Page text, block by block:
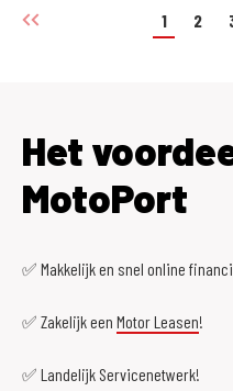
1 2
Het
MotoPort
✅ Makkelijk en snel online
✅ Zakelijk een Motor Leasen!
✅ Landelijk Servicenetwerk!